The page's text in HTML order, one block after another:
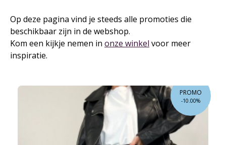
Op deze pagina vind je steeds alle promoties die
beschikbaar zijn in de webshop.
Kom een kijkje nemen in onze winkel voor meer
inspiratie.
PROMO
-10.00%